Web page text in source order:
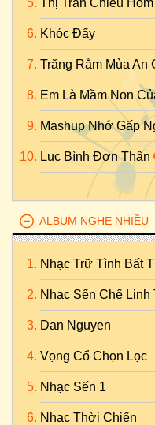
Thị Trấn Chiều Hôm
Khóc Đấy
Trăng Rằm Mùa An
Em Là Mầm Non
Mashup Nhớ Gấp
Lục Bình Đơn Thân
ALBUM NGHE NHIỀU
Nhạc Trữ Tình Bất
Nhạc Sến Chế Linh
Dan Nguyen
Vọng Cổ Chọn Lọc
Nhạc Sến 1
Nhạc Thời Chiến